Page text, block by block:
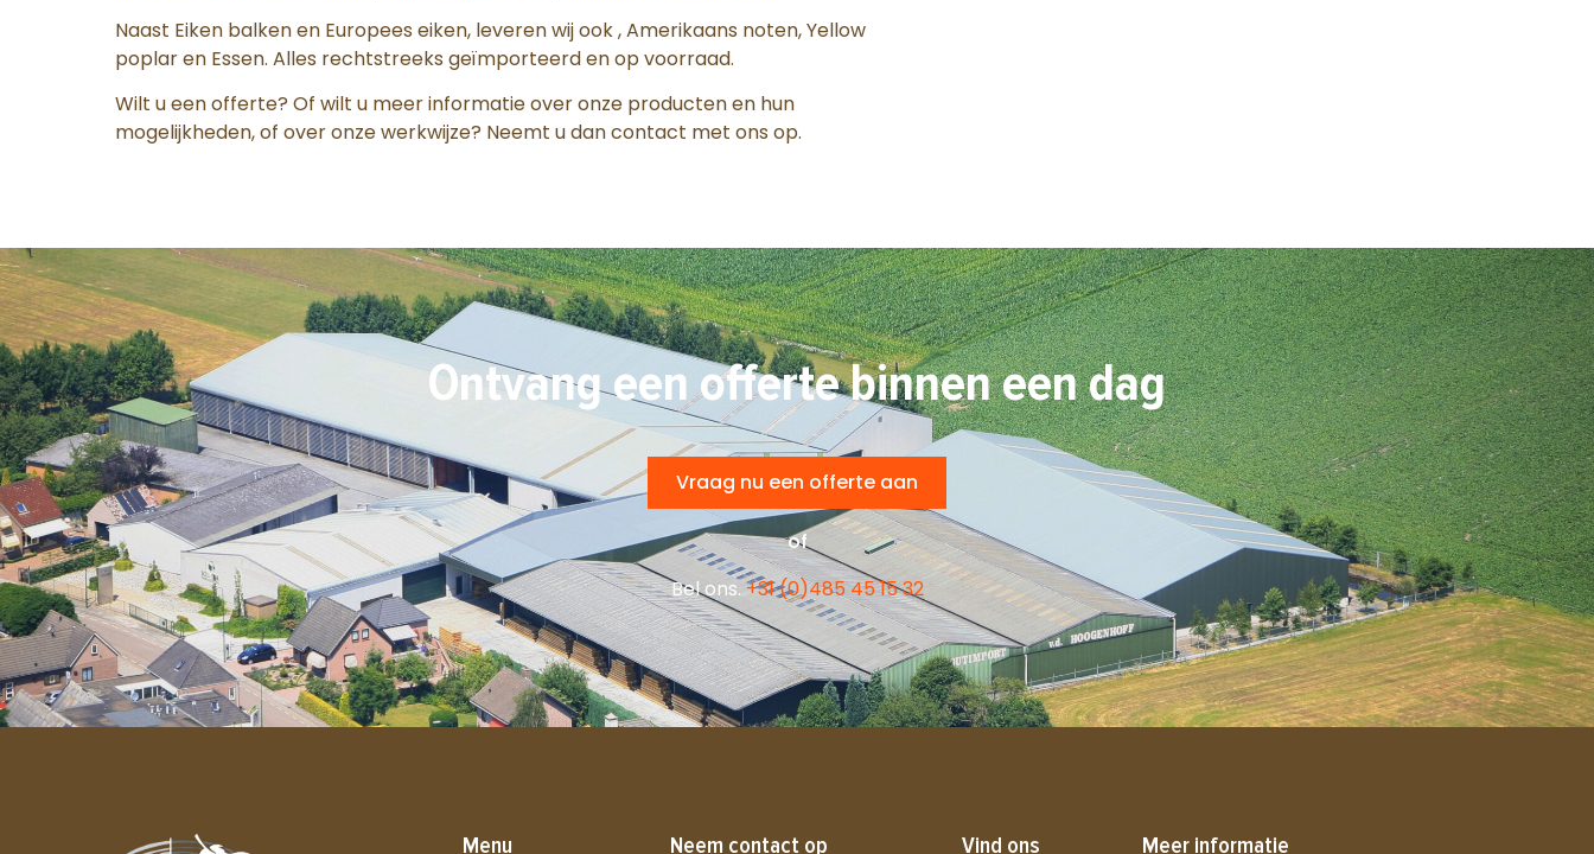
Naast Eiken balken en Europees eiken, leveren wij ook , Amerikaans noten, Yellow
poplar en Essen. Alles rechtstreeks geïmporteerd en op voorraad.
Wilt u een offerte? Of wilt u meer informatie over onze producten en hun
mogelijkheden, of over onze werkwijze? Neemt u dan contact met ons op.
Ontvang een offerte binnen een dag
Vraag nu een offerte aan
of
Bel ons.+31 (0)485 45 15 32
Menu Neem contact op Vind ons Meer informatie